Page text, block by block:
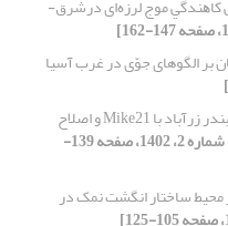
موج لرزه‌ای درشرق-
بر الگوهای جوّی در غرب آسیا
شبیه‌سازی‌ داده‌های موج بندر زرآباد با Mike21 و اصلاح
[دوره 17، شماره 2، 1402، صفحه 139-
ساختار انگشت نمک در